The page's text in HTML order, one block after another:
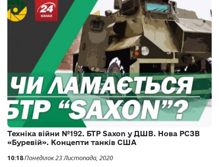
Техніка війни №192. БТР Saxon у ДШВ. Нова РСЗВ
«Буревій». Концепти танків США
10:18Понеділок 23 Листопада, 2020